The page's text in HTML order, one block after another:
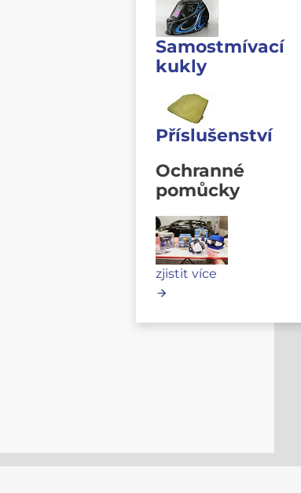
Samostmívací
kukly
Příslušenství
Ochranné
pomůcky
zjistit více